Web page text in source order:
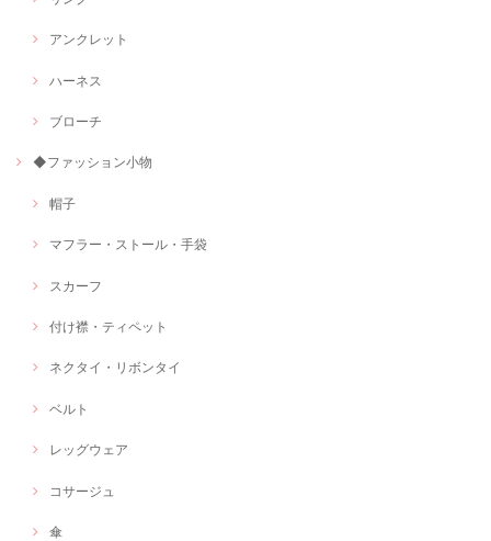
アンクレット
ハーネス
ブローチ
◆ファッション小物
帽子
マフラー・ストール・手袋
スカーフ
付け襟・ティペット
ネクタイ・リボンタイ
ベルト
レッグウェア
コサージュ
傘